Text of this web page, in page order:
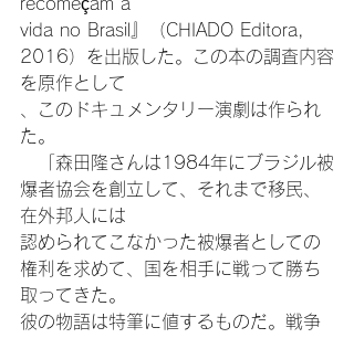
recomeçam a
vida no Brasil』（CHIADO Editora,
2016）を出版した。この本の調査内容
を原作として
、このドキュメンタリー演劇は作られ
た。
「森田隆さんは1984年にブラジル被
爆者協会を創立して、それまで移民、
在外邦人には
認められてこなかった被爆者としての
権利を求めて、国を相手に戦って勝ち
取ってきた。
彼の物語は特筆に値するものだ。戦争